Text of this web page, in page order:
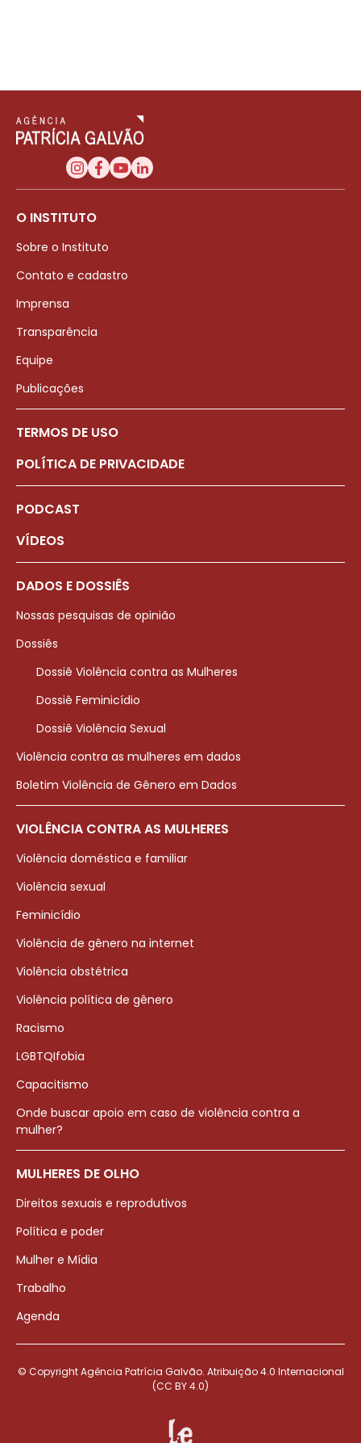
O INSTITUTO
Sobre o Instituto
Contato e cadastro
Imprensa
Transparência
Equipe
Publicações
TERMOS DE USO
POLÍTICA DE PRIVACIDADE
PODCAST
VÍDEOS
DADOS E DOSSIÊS
Nossas pesquisas de opinião
Dossiês
Dossiê Violência contra as Mulheres
Dossiê Feminicídio
Dossiê Violência Sexual
Violência contra as mulheres em dados
Boletim Violência de Gênero em Dados
VIOLÊNCIA CONTRA AS MULHERES
Violência doméstica e familiar
Violência sexual
Feminicídio
Violência de gênero na internet
Violência obstétrica
Violência política de gênero
Racismo
LGBTQIfobia
Capacitismo
Onde buscar apoio em caso de violência contra a
mulher?
MULHERES DE OLHO
Direitos sexuais e reprodutivos
Política e poder
Mulher e Mídia
Trabalho
Agenda
© Copyright Agência Patrícia Galvão. Atribuição 4.0 Internacional
(CC BY 4.0)